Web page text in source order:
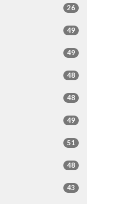
26
49
49
48
48
49
51
48
43